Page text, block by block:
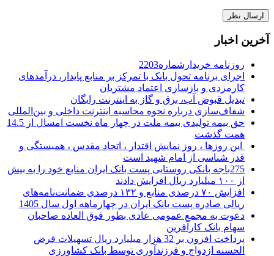
آخرین اخبار
روزنامه خریدارشماره2203
اجرای برنامه تحول بانک با تمرکز بر منابع پایدار، درآمدهای
کارمزدی و بازسازی اعتماد مشتریان
تبدیل قبوض آب، برق و گاز به اینترنت رایگان
شفاف‌سازی درباره نحوه محاسبه اینترنت داخلی و بین‌المللی
حق بیمه تولیدی بیمه ملت در چهار ماه نخست امسال از 14.5
همت گذشت
این روزها ، روز نمایش اقتدار ، اتحاد مقدس ، همبستگی و
قدر شناسی از امام شهید است
275باجه بانکی روستایی پست بانک ایران منابع خود را به بیش
از ۱۰۰ میلیارد ریال افزایش دادند
افزایش ۷۰ درصدی منابع و ۱۳۲ درصدی ضمانت‌نامه‌های
ریالی صادره پست بانک ایران در چهارماهه اول سال 1405
دعوت به مجمع عمومی عادی بطور فوق العاده صاحبان
سهام بانک کارآفرین
پرداخت افزون بر 32 هزار میلیارد ریال تسهیلات قرض
الحسنه ازدواج و فرزندآوری توسط بانک کشاورزی